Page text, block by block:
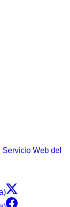
Servicio Web del